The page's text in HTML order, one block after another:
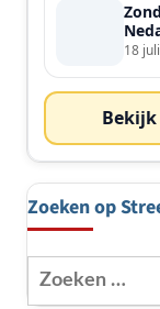
18
Zoeken op
Zoeken
naar: